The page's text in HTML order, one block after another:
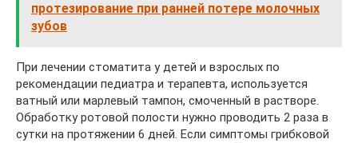
протезирование при ранней потере молочных
зубов
При лечении стоматита у детей и взрослых по
рекомендации педиатра и терапевта, используется
ватный или марлевый тампон, смоченный в растворе.
Обработку ротовой полости нужно проводить 2 раза в
сутки на протяжении 6 дней. Если симптомы грибковой